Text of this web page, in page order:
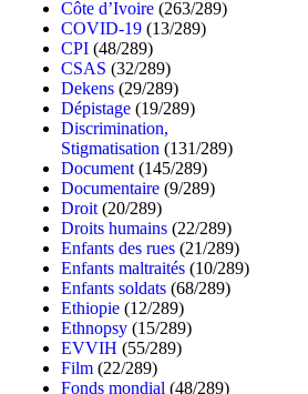
Côte d’Ivoire (263/289)
COVID-19 (13/289)
CPI (48/289)
CSAS (32/289)
Dekens (29/289)
Dépistage (19/289)
Discrimination,
Stigmatisation (131/289)
Document (145/289)
Documentaire (9/289)
Droit (20/289)
Droits humains (22/289)
Enfants des rues (21/289)
Enfants maltraités (10/289)
Enfants soldats (68/289)
Ethiopie (12/289)
Ethnopsy (15/289)
EVVIH (55/289)
Film (22/289)
Fonds mondial (48/289)